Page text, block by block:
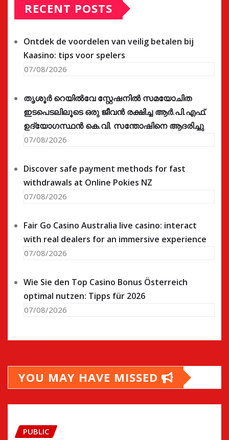
RECENT POSTS
Ontdek de voordelen van veilig betalen bij
Kaasino: tips voor spelers
07/08/2026
തൃശൂർ റെയിൽവേ സ്റ്റേഷനിൽ സമയോചിത
ഇടപെടലിലൂടെ ഒരു ജീവൻ രക്ഷിച്ച ആർ.പി.എഫ്.
ഉദ്യോഗസ്ഥൻ കെ.വി. സന്തോഷിനെ ആദരിച്ചു
07/08/2026
Discover safe payment methods for fast
withdrawals at Online Pokies NZ
07/08/2026
Fair Go Casino Australia live casino: interact
with real dealers for an immersive experience
07/08/2026
Wie Sie den Top Casino Bonus Österreich
optimal nutzen: Tipps für 2026
07/08/2026
YOU MAY HAVE MISSED
PUBLIC